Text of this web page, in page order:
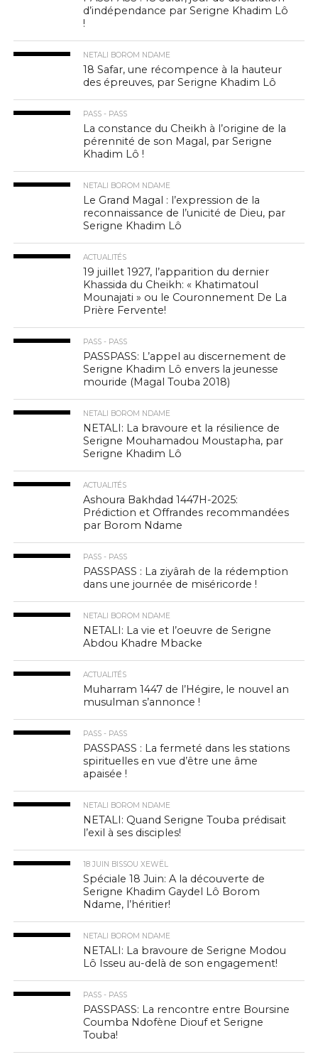
d’indépendance par Serigne Khadim Lô
!
NETALI BOROM NDAME
18 Safar, une récompence à la hauteur
des épreuves, par Serigne Khadim Lô
PASS - PASS
La constance du Cheikh à l’origine de la
pérennité de son Magal, par Serigne
Khadim Lô !
NETALI BOROM NDAME
Le Grand Magal : l’expression de la
reconnaissance de l’unicité de Dieu, par
Serigne Khadim Lô
ACTUALITÉS
19 juillet 1927, l’apparition du dernier
Khassida du Cheikh: « Khatimatoul
Mounajati » ou le Couronnement De La
Prière Fervente!
PASS - PASS
PASSPASS: L’appel au discernement de
Serigne Khadim Lô envers la jeunesse
mouride (Magal Touba 2018)
NETALI BOROM NDAME
NETALI: La bravoure et la résilience de
Serigne Mouhamadou Moustapha, par
Serigne Khadim Lô
ACTUALITÉS
Ashoura Bakhdad 1447H-2025:
Prédiction et Offrandes recommandées
par Borom Ndame
PASS - PASS
PASSPASS : La ziyârah de la rédemption
dans une journée de miséricorde !
NETALI BOROM NDAME
NETALI: La vie et l’oeuvre de Serigne
Abdou Khadre Mbacke
ACTUALITÉS
Muharram 1447 de l’Hégire, le nouvel an
musulman s’annonce !
PASS - PASS
PASSPASS : La fermeté dans les stations
spirituelles en vue d’être une âme
apaisée !
NETALI BOROM NDAME
NETALI: Quand Serigne Touba prédisait
l’exil à ses disciples!
18 JUIN BISSOU XEWËL
Spéciale 18 Juin: A la découverte de
Serigne Khadim Gaydel Lô Borom
Ndame, l’héritier!
NETALI BOROM NDAME
NETALI: La bravoure de Serigne Modou
Lô Isseu au-delà de son engagement!
PASS - PASS
PASSPASS: La rencontre entre Boursine
Coumba Ndofène Diouf et Serigne
Touba!